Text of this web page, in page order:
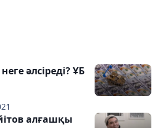
әлсіреді? ҰБ
алғашқы